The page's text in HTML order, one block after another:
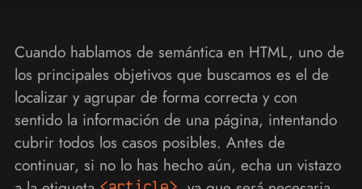
Cuando hablamos de semántica en HTML, uno de
los principales objetivos que buscamos es el de
localizar y agrupar de forma correcta y con
sentido la información de una página, intentando
cubrir todos los casos posibles. Antes de
continuar, si no lo has hecho aún, echa un vistazo